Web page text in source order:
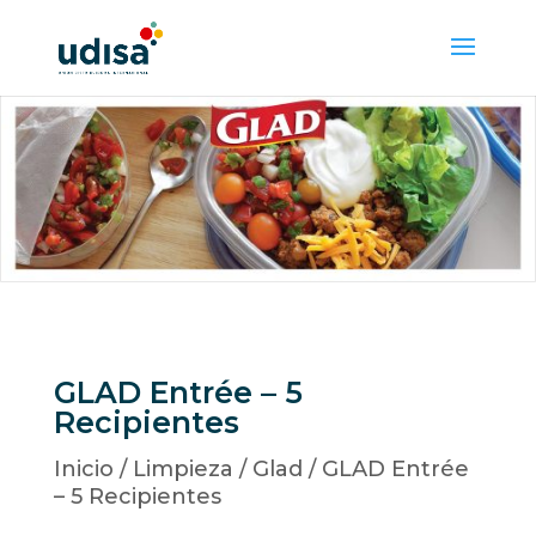
GLAD Entrée – 5
Recipientes
Inicio / Limpieza / Glad / GLAD Entrée
– 5 Recipientes